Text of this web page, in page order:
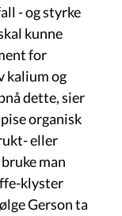
- og styrke
kunne
for
kalium og
dette, sier
organisk
eller
man
klyster
Gerson ta